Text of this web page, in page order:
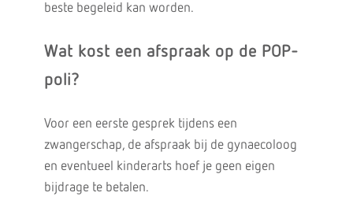
beste begeleid kan worden.
Wat kost een afspraak op de POP-
poli?
Voor een eerste gesprek tijdens een
zwangerschap, de afspraak bij de gynaecoloog
en eventueel kinderarts hoef je geen eigen
bijdrage te betalen.